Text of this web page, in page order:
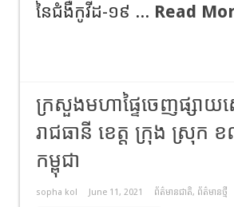
នៃជំងឺកូវីដ-១៩ ... Read
ក្រសួងមហាផ្ទៃ​ចេញផ្សា
រាជធានី​ ខេត្ត​ ក្រុង​ ស្រុក​
កម្ពុជា​
sopha kol June 11, 2021 ព័ត៌មានជាតិ, ព័ត៌មានថ្មី